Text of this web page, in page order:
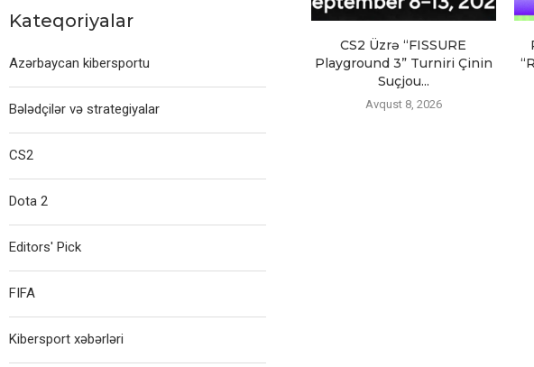
CS2 Üzrə “FISSURE
Playground 3” Turniri Çinin
Suçjou...
Avqust 8, 2026
Kateqoriyalar
Azərbaycan kibersportu
Bələdçilər və strategiyalar
CS2
Dota 2
Editors' Pick
FIFA
Kibersport xəbərləri